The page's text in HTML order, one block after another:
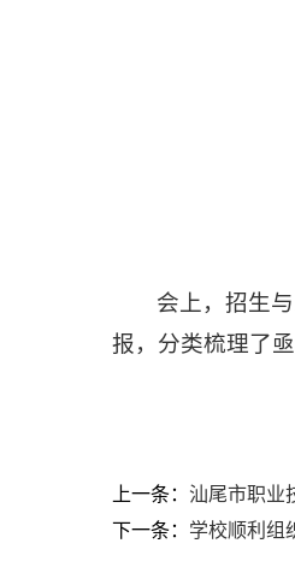
会上，招生
报，分类梳理了
上一条： 汕尾市职业
下一条： 学校顺利组